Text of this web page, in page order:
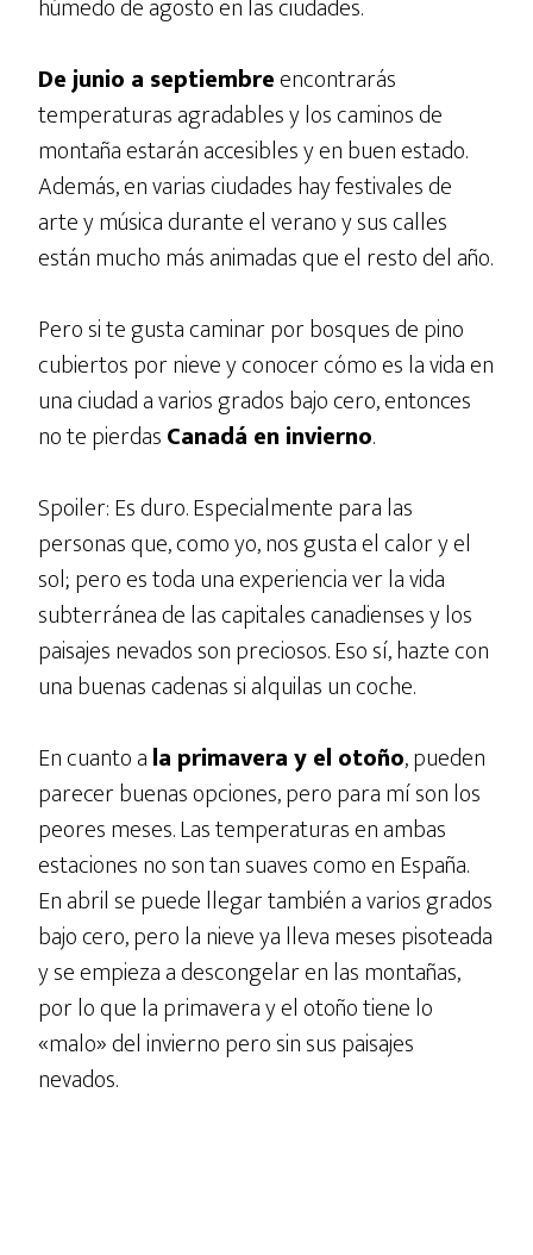
húmedo de agosto en las ciudades.
De junio a septiembreencontrarás
temperaturas agradables y los caminos de
montaña estarán accesibles y en buen estado.
Además, en varias ciudades hay festivales de
arte y música durante el verano y sus calles
están mucho más animadas que el resto del año.
Pero si te gusta caminar por bosques de pino
cubiertos por nieve y conocer cómo es la vida en
una ciudad a varios grados bajo cero, entonces
no te pierdasCanadá en invierno.
Spoiler: Es duro. Especialmente para las
personas que, como yo, nos gusta el calor y el
sol; pero es toda una experiencia ver la vida
subterránea de las capitales canadienses y los
paisajes nevados son preciosos. Eso sí, hazte con
una buenas cadenas si alquilas un coche.
En cuanto ala primavera y el otoño, pueden
parecer buenas opciones, pero para mí son los
peores meses. Las temperaturas en ambas
estaciones no son tan suaves como en España.
En abril se puede llegar también a varios grados
bajo cero, pero la nieve ya lleva meses pisoteada
y se empieza a descongelar en las montañas,
por lo que la primavera y el otoño tiene lo
«malo» del invierno pero sin sus paisajes
nevados.